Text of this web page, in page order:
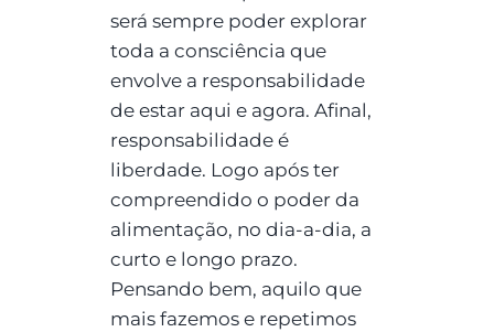
será sempre poder explorar
toda a consciência que
envolve a responsabilidade
de estar aqui e agora. Afinal,
responsabilidade é
liberdade. Logo após ter
compreendido o poder da
alimentação, no dia-a-dia, a
curto e longo prazo.
Pensando bem, aquilo que
mais fazemos e repetimos